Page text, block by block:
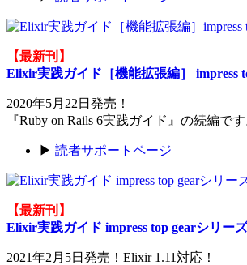
【最新刊】
Elixir実践ガイド［機能拡張編］ impress
2020年5月22日発売！
『Ruby on Rails 6実践ガイド』の続編です
▶ 読者サポートページ
【最新刊】
Elixir実践ガイド impress top gearシリーズ
2021年2月5日発売！Elixir 1.11対応！